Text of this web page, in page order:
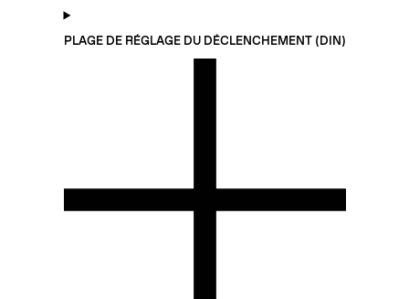
PLAGE DE RÉGLAGE DU DÉCLENCHEMENT (DIN)